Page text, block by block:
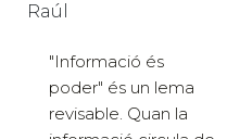
Raúl
"Informació és
poder" és un lema
revisable. Quan la